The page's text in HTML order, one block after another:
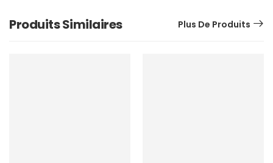
Produits Similaires Plus De Produits